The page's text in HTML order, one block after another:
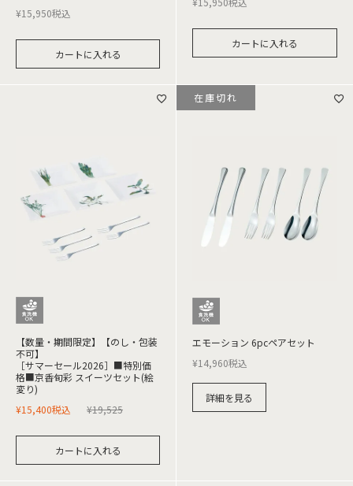
¥15,950税込
カートに入れる
カートに入れる
【数量・期間限定】【のし・包装
不可】
［サマーセール2026］■特別価
格■京香旬彩 スイーツセット(絵
変り)
¥19,525
¥15,400税込
カートに入れる
エモーション 6pcペアセット
¥14,960税込
詳細を見る
在庫切れ